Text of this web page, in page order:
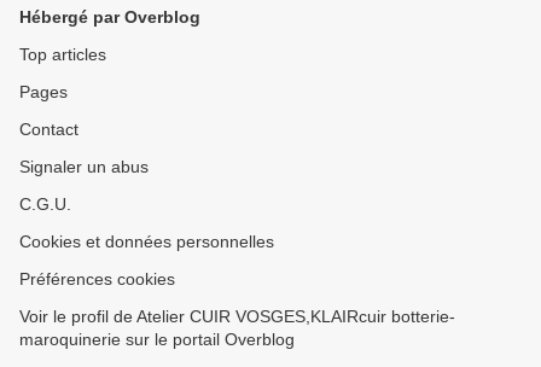
Hébergé par Overblog
Top articles
Pages
Contact
Signaler un abus
C.G.U.
Cookies et données personnelles
Préférences cookies
Voir le profil de Atelier CUIR VOSGES,KLAIRcuir botterie-
maroquinerie sur le portail Overblog